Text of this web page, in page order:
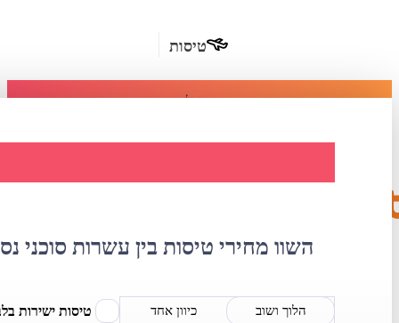
טיסות
מומלץ
בחו"ל
השוו מחירי טיסות בין עשרות סוכני
הלוך ושוב כיוון אחד טיסות ישירות